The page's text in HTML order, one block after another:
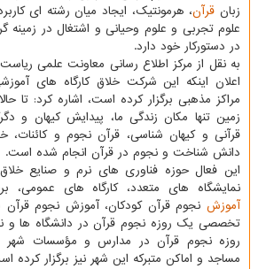
زبان قرآن، هرمونتیک، ایجاد میان رشته ای
علوم تجربی و علوم وحیانی و اشتغال در زمینه
در دستورکار خود دارد.
به نقل از مرکز اطلاع رسانی معاونت علمی
اعلان اینکه این شرکت خلاق کارگاه های
مراکز مذهبی برگزار کرده است، اشاره کرد: تا
زمین تنها مکان زندگی ما، پیدایش کیهان و
قرآنی و کیهان شناسی، قرآن نجوم و کائنات،
دانش شناخت و نجوم در قرآن انجام شده است.
این فعال حوزه فناوری های نرم و صنایع خلاق
نمایشگاه های متعدد، کارگاه های عمومی،
آموزش نجوم قرآن کودکان، آموزش نجوم قرآن
تخصصی یک روزه نجوم قرآن در دانشگاه ها و
روزه نجوم قرآن در مدارس و مؤسسات
مساجد و اماکن متبرکه این شهر نیز برگزار کرده